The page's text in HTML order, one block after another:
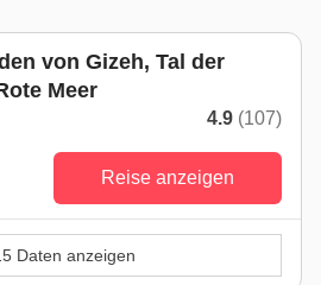
von Gizeh, Tal der
Meer
4.9 (107)
Reise anzeigen
Daten anzeigen